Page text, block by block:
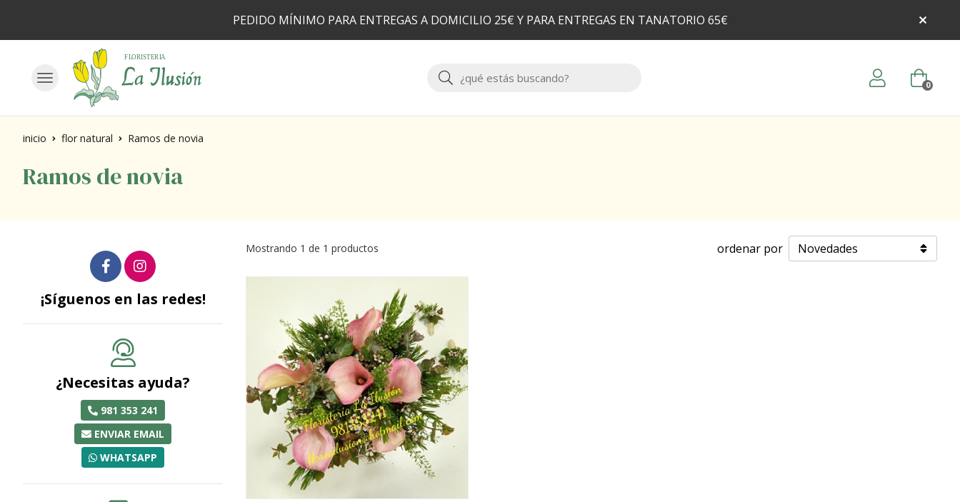
PEDIDO MÍNIMO PARA ENTREGAS A DOMICILIO 25€ Y PARA ENTREGAS EN TANATORIO 65€
Buscar 0
inicio flor natural Ramos de novia
Ramos de novia
Mostrando 1 de 1 productos ordenar por
¡Síguenos en las redes!
¿Necesitas ayuda?
981 353 241
ENVIAR EMAIL
WHATSAPP